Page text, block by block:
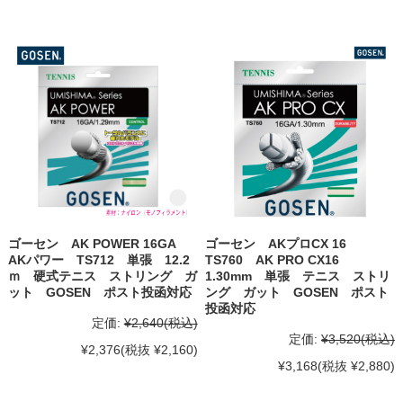
ゴーセン AK POWER 16GA
AKパワー TS712 単張 12.2
ｍ 硬式テニス ストリング ガ
ット GOSEN ポスト投函対応
定価: ¥2,640(税込)
¥2,376(税抜 ¥2,160)
ゴーセン AKプロCX 16
TS760 AK PRO CX16
1.30mm 単張 テニス ストリ
ング ガット GOSEN ポスト
投函対応
定価: ¥3,520(税込)
¥3,168(税抜 ¥2,880)